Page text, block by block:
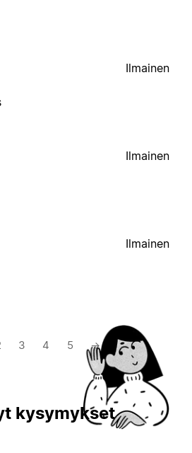
Ilmainen
Ilmainen
Ilmainen
3 4 5 →
kysymykset